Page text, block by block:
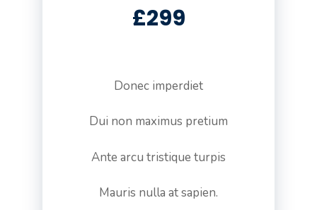
£299
Donec imperdiet
Dui non maximus pretium
Ante arcu tristique turpis
Mauris nulla at sapien.